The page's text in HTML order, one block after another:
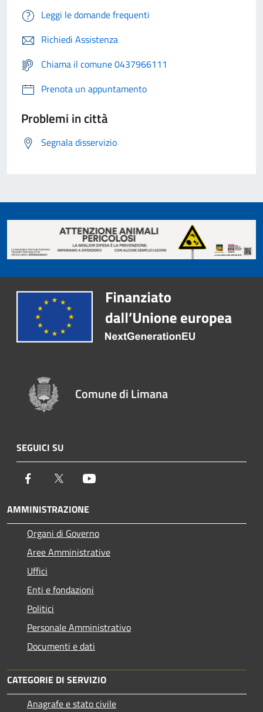
Leggi le domande frequenti
Richiedi Assistenza
Chiama il comune 0437966111
Prenota un appuntamento
Problemi in città
Segnala disservizio
Comune di Limana
SEGUICI SU
Facebook Twitter
AMMINISTRAZIONE
Organi di Governo
Aree Amministrative
Uffici
Enti e fondazioni
Politici
Personale Amministrativo
Documenti e dati
CATEGORIE DI SERVIZIO
Anagrafe e stato civile